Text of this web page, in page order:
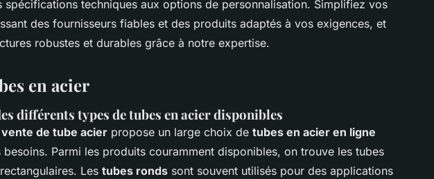
spécifications techniques aux options de personnalisation. Simplifiez vos
des fournisseurs fiables et des produits adaptés à vos exigences, et
robustes et durables grâce à notre expertise.
en acier
différents types de tubes en acier disponibles
vente de tube acier propose un large choix de tubes en acier en ligne
Parmi les produits couramment disponibles, on trouve les tubes
Les tubes ronds sont souvent utilisés pour des applications